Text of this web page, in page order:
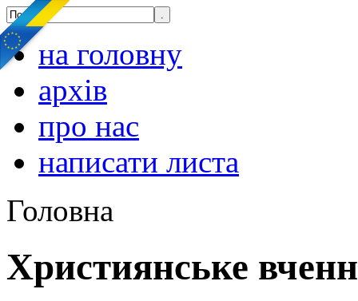
на головну
архів
про нас
написати листа
Головна
Християнське